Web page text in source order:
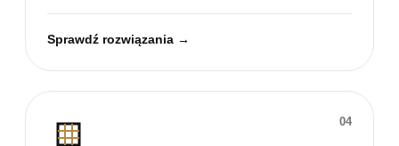
Sprawdź rozwiązania →
04